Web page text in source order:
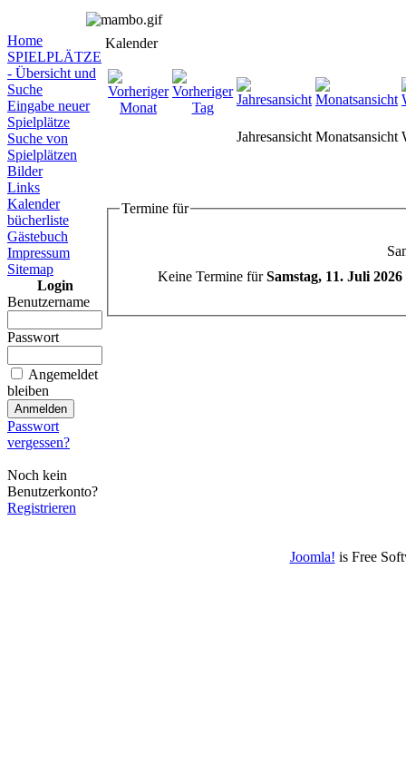
Home
SPIELPLÄTZE
- Übersicht und
Suche
Eingabe neuer
Spielplätze
Suche von
Spielplätzen
Bilder
Links
Kalender
bücherliste
Gästebuch
Impressum
Sitemap
Login
Benutzername
Passwort
Angemeldet
bleiben
Passwort
vergessen?
Noch kein
Benutzerkonto?
Registrieren
Kalender
Jahresansicht Monatsansicht
Termine für
Keine Termine fürSamstag, 11. Juli 2026
Joomla! is Free